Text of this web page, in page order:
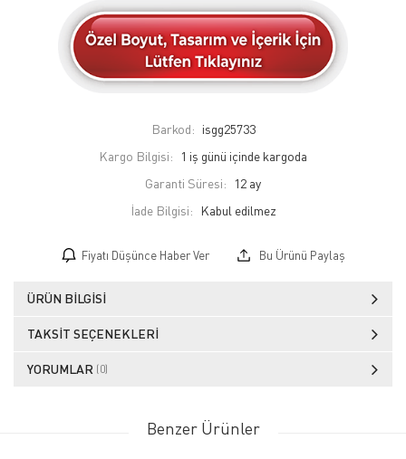
Barkod: isgg25733
Kargo Bilgisi:
1 iş günü içinde kargoda
Garanti Süresi:
12 ay
İade Bilgisi:
Fiyatı Düşünce Haber Ver Bu Ürünü Paylaş
ÜRÜN BILGISI
TAKSIT SEÇENEKLERI
YORUMLAR (0)
Benzer Ürünler